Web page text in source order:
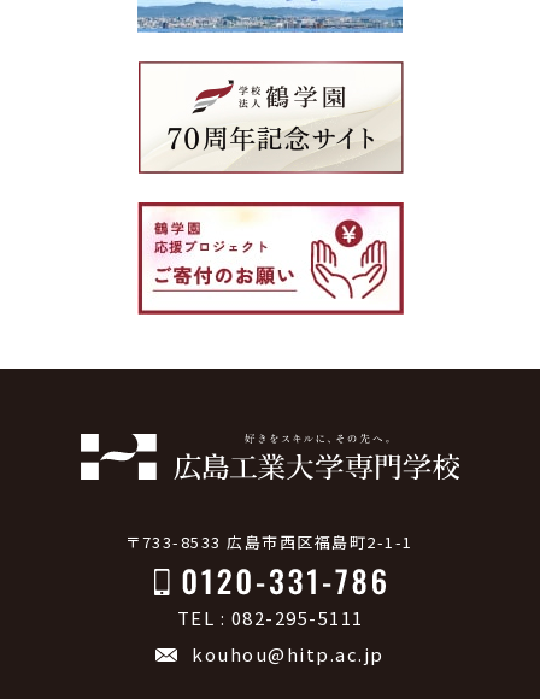
〒733-8533 広島市西区福島町2-1-1
TEL : 082-295-5111
kouhou@hitp.ac.jp